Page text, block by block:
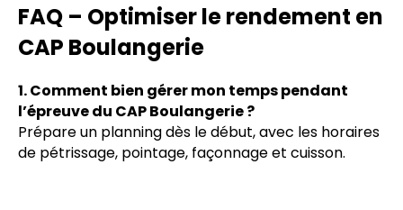
FAQ – Optimiser le rendement en
CAP Boulangerie
1. Comment bien gérer mon temps pendant
l’épreuve du CAP Boulangerie ?
Prépare un planning dès le début, avec les horaires
de pétrissage, pointage, façonnage et cuisson.